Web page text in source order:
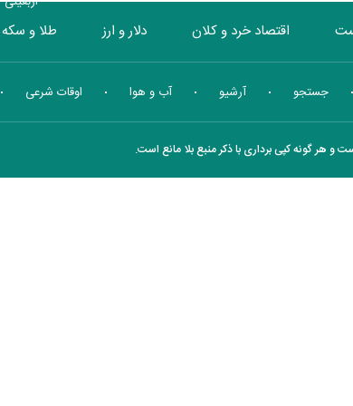
اقتصاد خرد و کلان دلار و ارز طلا و سکه
بورس انرژی چندرسانه ای منهای اقتصاد جستجو آرشیو آب و هوا اوقات شرعی